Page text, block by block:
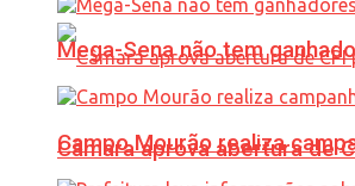
Câmara aprova abertura de
Mega-Sena não tem
Campo Mourão realiza